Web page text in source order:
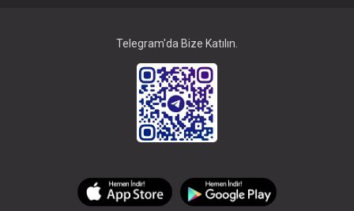
Telegram'da Bize Katılın.